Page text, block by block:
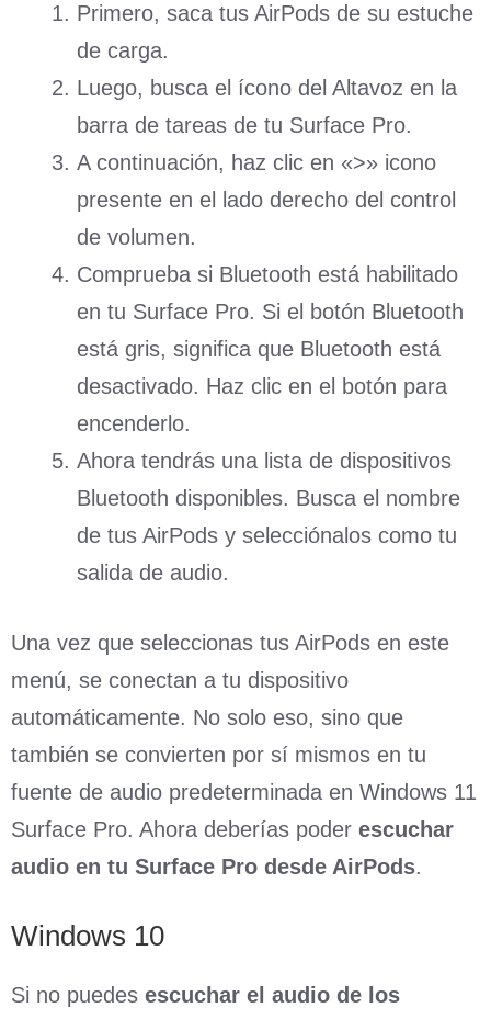
Primero, saca tus AirPods de su estuche
de carga.
Luego, busca el ícono del Altavoz en la
barra de tareas de tu Surface Pro.
A continuación, haz clic en «>» icono
presente en el lado derecho del control
de volumen.
Comprueba si Bluetooth está habilitado
en tu Surface Pro. Si el botón Bluetooth
está gris, significa que Bluetooth está
desactivado. Haz clic en el botón para
encenderlo.
Ahora tendrás una lista de dispositivos
Bluetooth disponibles. Busca el nombre
de tus AirPods y selecciónalos como tu
salida de audio.
Una vez que seleccionas tus AirPods en este
menú, se conectan a tu dispositivo
automáticamente. No solo eso, sino que
también se convierten por sí mismos en tu
fuente de audio predeterminada en Windows 11
Surface Pro. Ahora deberías poder escuchar
audio en tu Surface Pro desde AirPods.
Windows 10
Si no puedes escuchar el audio de los